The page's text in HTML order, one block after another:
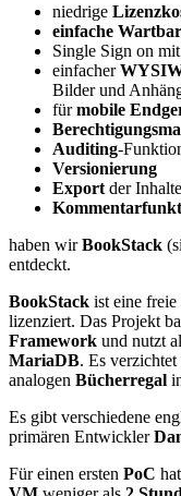
niedrige
einfache
Single Sign on mit
einfacher
Bilder und
fürmobile
Auditing-
Versionierung
Export der
haben wirBookStack
entdeckt.
BookStack ist eine freie
lizenziert. Das Projekt
Framework und nutzt
MariaDB. Es
analogen Bücherregal
Es gibt verschiedene
primären Entwickler
Für einen ersten PoC